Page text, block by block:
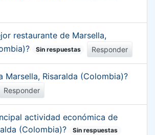
restaurante de Marsella,
Sin respuestas Responder
Marsella, Risaralda (Colombia)?
Responder
actividad económica de
(Colombia)?
Sin respuestas